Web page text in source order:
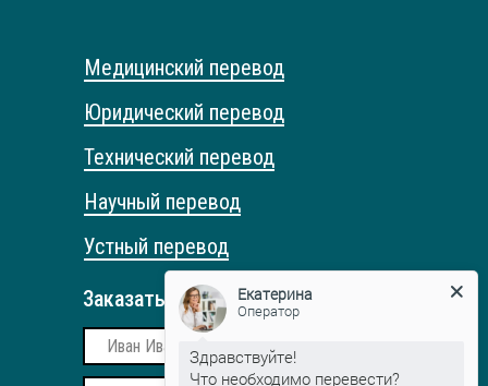
Медицинский перевод
Юридический перевод
Технический перевод
Научный перевод
Устный перевод
Заказать обратный звонок
Екатерина
Оператор
Здравствуйте!
Что необходимо перевести?